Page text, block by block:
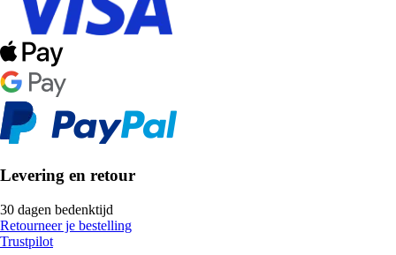
Levering en retour
30 dagen bedenktijd
Retourneer je bestelling
Trustpilot